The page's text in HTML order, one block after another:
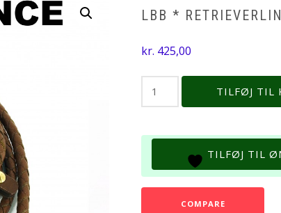
LBB *
kr. 425,00
antal
TILFØJ TIL
TILFØJ TIL
COMPARE